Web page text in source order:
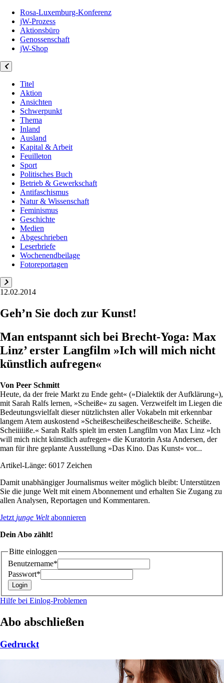
Rosa-Luxemburg-Konferenz
jW-Prozess
Aktionsbüro
Genossenschaft
jW-Shop
Titel
Aktion
Ansichten
Schwerpunkt
Thema
Inland
Ausland
Kapital & Arbeit
Feuilleton
Sport
Politisches Buch
Betrieb & Gewerkschaft
Antifaschismus
Natur & Wissenschaft
Feminismus
Geschichte
Medien
Abgeschrieben
Leserbriefe
Wochenendbeilage
Fotoreportagen
12.02.2014
Geh’n Sie doch zur Kunst!
Man entspannt sich bei Brecht-Yoga: Max
Linz’ erster Langfilm »Ich will mich nicht
künstlich aufregen«
Von Peer Schmitt
Heute, da der freie Markt zu Ende geht« (»Dialektik der Aufklärung«),
mit Sarah Ralfs lernen, »Scheiße« zu sagen. Verzweifelt im Liegen die
Bedeutungsvielfalt dieser nützlichsten aller Vokabeln mit erkennbar
langem Atem auskostend »Scheißescheißescheißescheiße. Scheiße.
Scheiiiiiße.« Sarah Ralfs spielt im ersten Langfilm von Max Linz »Ich
will mich nicht künstlich aufregen« die Kuratorin Asta Andersen, der
man für ihre geplante Ausstellung »Das Kino. Das Kunst« vor...
Artikel-Länge: 6017 Zeichen
Damit unabhängiger Journalismus weiter möglich bleibt: Unterstützen
Sie die junge Welt mit einem Abonnement und erhalten Sie Zugang zu
allen Analysen, Reportagen und Kommentaren.
Jetzt junge Weltabonnieren
Dein Abo zählt!
Bitte einloggen
Benutzername*
Passwort*
Hilfe bei Einlog-Problemen
Abo abschließen
Gedruckt